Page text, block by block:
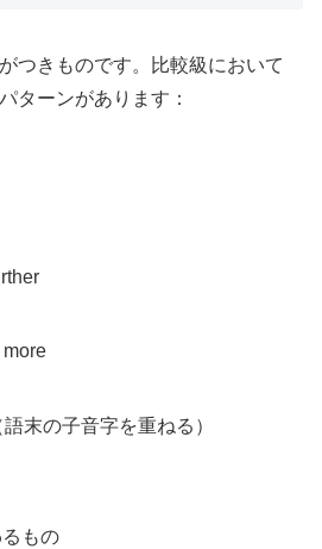
つきものです。比較級において
ターンがあります：
末の子音字を重ねる）
もの